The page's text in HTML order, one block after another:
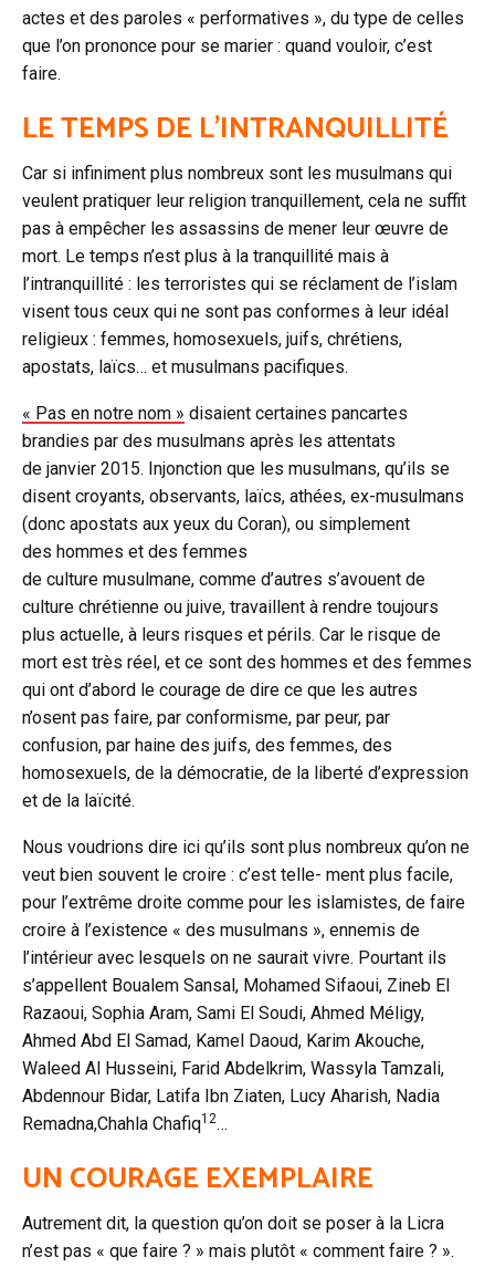
actes et des paroles « performatives », du type de celles
que l’on prononce pour se marier : quand vouloir, c’est
faire.
LE TEMPS DE L’INTRANQUILLITÉ
Car si infiniment plus nombreux sont les musulmans qui
veulent pratiquer leur religion tranquillement, cela ne suffit
pas à empêcher les assassins de mener leur œuvre de
mort. Le temps n’est plus à la tranquillité mais à
l’intranquillité : les terroristes qui se réclament de l’islam
visent tous ceux qui ne sont pas conformes à leur idéal
religieux : femmes, homosexuels, juifs, chrétiens,
apostats, laïcs… et musulmans pacifiques.
« Pas en notre nom » disaient certaines pancartes
brandies par des musulmans après les attentats
de janvier 2015. Injonction que les musulmans, qu’ils se
disent croyants, observants, laïcs, athées, ex-musulmans
(donc apostats aux yeux du Coran), ou simplement
des hommes et des femmes
de culture musulmane, comme d’autres s’avouent de
culture chrétienne ou juive, travaillent à rendre toujours
plus actuelle, à leurs risques et périls. Car le risque de
mort est très réel, et ce sont des hommes et des femmes
qui ont d’abord le courage de dire ce que les autres
n’osent pas faire, par conformisme, par peur, par
confusion, par haine des juifs, des femmes, des
homosexuels, de la démocratie, de la liberté d’expression
et de la laïcité.
Nous voudrions dire ici qu’ils sont plus nombreux qu’on ne
veut bien souvent le croire : c’est telle- ment plus facile,
pour l’extrême droite comme pour les islamistes, de faire
croire à l’existence « des musulmans », ennemis de
l’intérieur avec lesquels on ne saurait vivre. Pourtant ils
s’appellent Boualem Sansal, Mohamed Sifaoui, Zineb El
Razaoui, Sophia Aram, Sami El Soudi, Ahmed Méligy,
Ahmed Abd El Samad, Kamel Daoud, Karim Akouche,
Waleed Al Husseini, Farid Abdelkrim, Wassyla Tamzali,
Abdennour Bidar, Latifa Ibn Ziaten, Lucy Aharish, Nadia
Remadna,Chahla Chafiq12…
UN COURAGE EXEMPLAIRE
Autrement dit, la question qu’on doit se poser à la Licra
n’est pas « que faire ? » mais plutôt « comment faire ? ».